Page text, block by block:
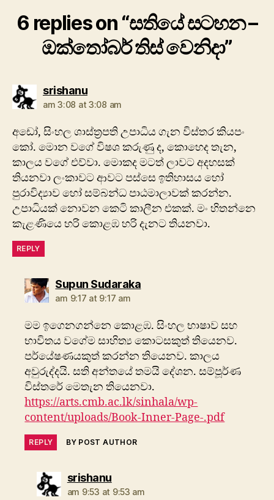
6 replies on “සතියේ සටහන –
ඔක්තෝබර් තිස් වෙනිදා”
srishanusays:
am 3:08 at 3:08 am
අඩෝ, සිංහල ශාස්ත්‍රපති උපාධිය ගැන විස්තර කියපං
කෝ. මොන වගේ විෂශ කරුණු ද, කොහෙද තැන,
කාලය වගේ එව්වා. මොකද මටත් ලාවට අදහසක්
තියනවා ලංකාවට ආවට පස්සෙ ඉතිහාසය හෝ
පුරාවිද්‍යාව හෝ සම්බන්ධ පාඨමාලාවක් කරන්න.
උපාධියක් නොවන කෙටි කාලීන එකක්. මං හිතන්නෙ
කැළණියෙ හරි කොළඹ හරි දැනට තියනවා.
REPLY
Supun Sudarakasays:
am 9:17 at 9:17 am
මම ඉගෙනගන්නෙ කොළඹ. සිංහල භාෂාව සහ
භාවිතය වගේම සාහිත්‍ය කොටසකුත් තියෙනව.
පර්යේෂණයකුත් කරන්න තියෙනව. කාලය
අවුරුද්දයි. සති අන්තයේ තමයි දේශන. සම්පූර්ණ
විස්තරේ මෙතැන තියෙනවා.
https://arts.cmb.ac.lk/sinhala/wp-
content/uploads/Book-Inner-Page-.pdf
REPLY BY POST AUTHOR
srishanusays:
am 9:53 at 9:53 am